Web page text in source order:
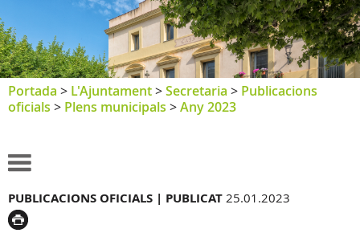
de Sant
Andreu de
Llavaneres
Portada > L'Ajuntament>Secretaria > Publicacions
oficials > Plens municipals >Any 2023
PUBLICACIONS OFICIALS | PUBLICAT 25.01.2023